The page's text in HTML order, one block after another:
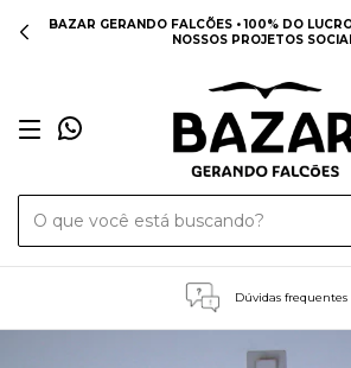
BAZAR GERANDO FALCÕES • 100% DO
NOSSOS PROJETOS
Dúvidas frequentes